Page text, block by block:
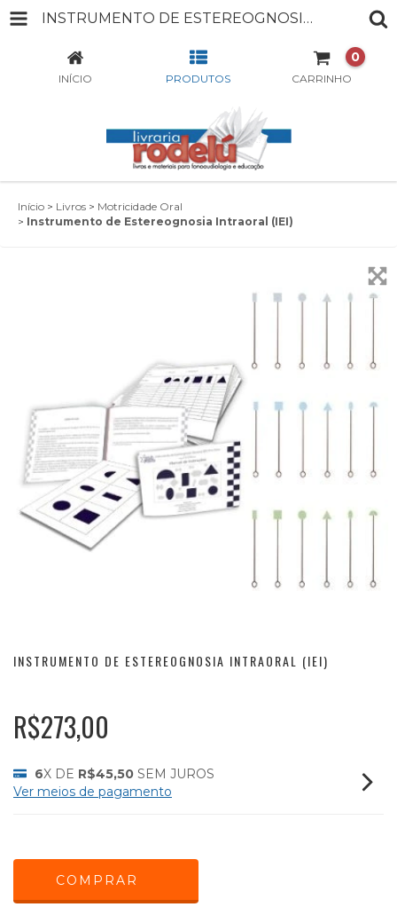
INSTRUMENTO DE ESTEREOGNOSIA INTRAORAL (IEI)
INÍCIO PRODUTOS CARRINHO
0
Início > Livros > Motricidade Oral
> Instrumento de Estereognosia Intraoral (IEI)
INSTRUMENTO DE ESTEREOGNOSIA INTRAORAL (IEI)
R$273,00
6X DE R$45,50 SEM JUROS
Ver meios de pagamento